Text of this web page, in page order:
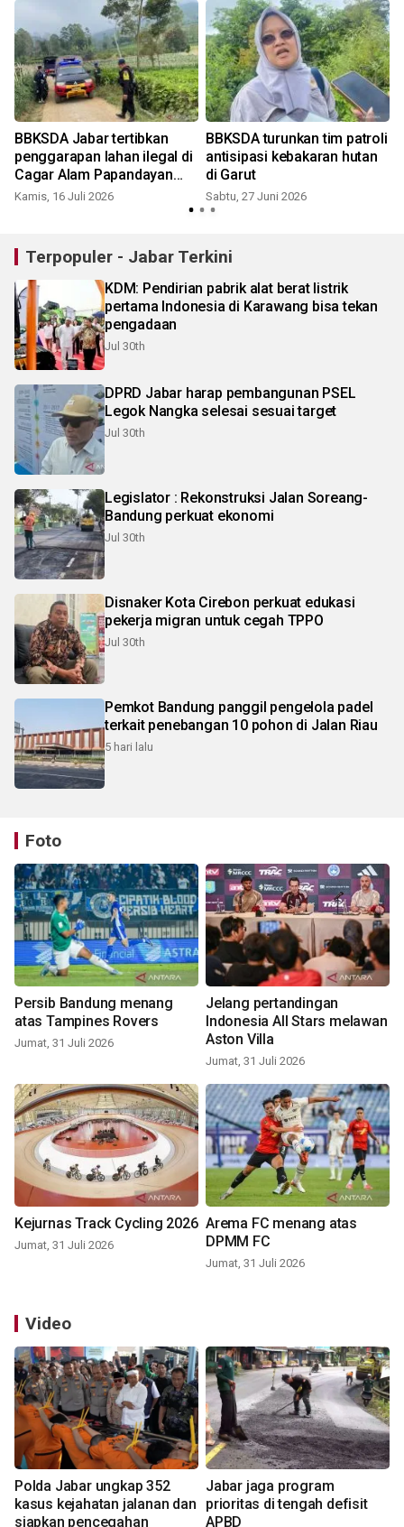
BBKSDA Jabar tertibkan
penggarapan lahan ilegal di
Cagar Alam Papandayan
Garut
Kamis, 16 Juli 2026
BBKSDA turunkan tim patroli
antisipasi kebakaran hutan
di Garut
Sabtu, 27 Juni 2026
Terpopuler - Jabar Terkini
KDM: Pendirian pabrik alat berat listrik
pertama Indonesia di Karawang bisa tekan
pengadaan
Jul 30th
DPRD Jabar harap pembangunan PSEL
Legok Nangka selesai sesuai target
Jul 30th
Legislator : Rekonstruksi Jalan Soreang-
Bandung perkuat ekonomi
Jul 30th
Disnaker Kota Cirebon perkuat edukasi
pekerja migran untuk cegah TPPO
Jul 30th
Pemkot Bandung panggil pengelola padel
terkait penebangan 10 pohon di Jalan Riau
5 hari lalu
Foto
Persib Bandung menang
atas Tampines Rovers
Jumat, 31 Juli 2026
Jelang pertandingan
Indonesia All Stars melawan
Aston Villa
Jumat, 31 Juli 2026
Kejurnas Track Cycling 2026
Jumat, 31 Juli 2026
Arema FC menang atas
DPMM FC
Jumat, 31 Juli 2026
Video
Polda Jabar ungkap 352
kasus kejahatan jalanan dan
siapkan pencegahan
Jabar jaga program
prioritas di tengah defisit
APBD